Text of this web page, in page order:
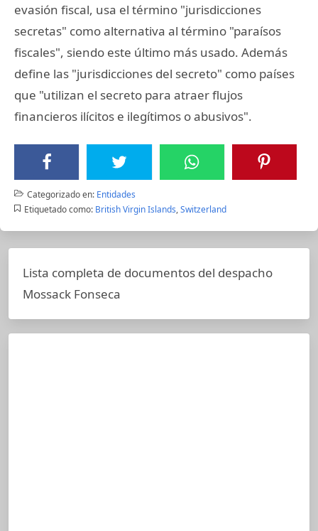
evasión fiscal, usa el término "jurisdicciones
secretas" como alternativa al término "paraísos
fiscales", siendo este último más usado. Además
define las "jurisdicciones del secreto" como países
que "utilizan el secreto para atraer flujos
financieros ilícitos e ilegítimos o abusivos".
Categorizado en: Entidades
Etiquetado como: British Virgin Islands,Switzerland
Lista completa de documentos del despacho
Mossack Fonseca